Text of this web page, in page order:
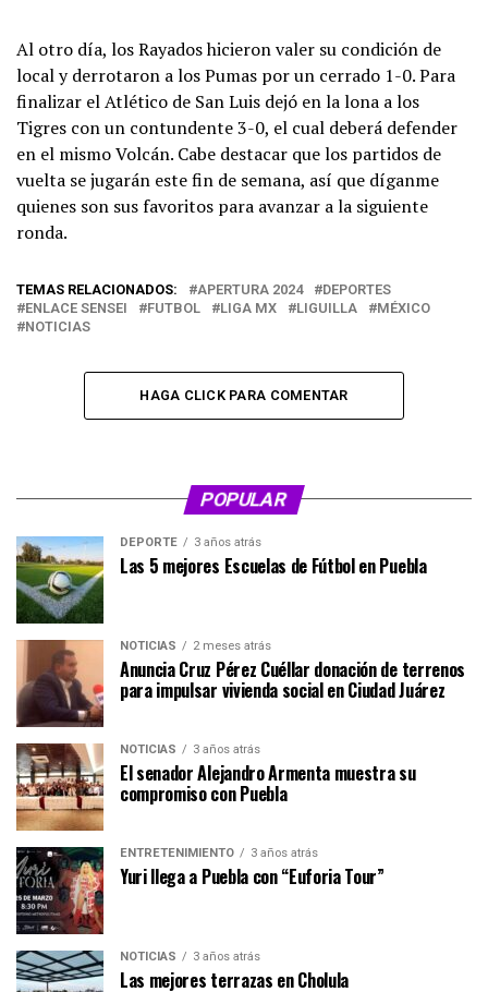
Al otro día, los Rayados hicieron valer su condición de
local y derrotaron a los Pumas por un cerrado 1-0. Para
finalizar el Atlético de San Luis dejó en la lona a los
Tigres con un contundente 3-0, el cual deberá defender
en el mismo Volcán. Cabe destacar que los partidos de
vuelta se jugarán este fin de semana, así que díganme
quienes son sus favoritos para avanzar a la siguiente
ronda.
TEMAS RELACIONADOS: APERTURA 2024
DEPORTES
ENLACE SENSEI
FUTBOL LIGA MX LIGUILLA
MÉXICO
NOTICIAS
HAGA CLICK PARA COMENTAR
POPULAR
DEPORTE 3 años atrás
Las 5 mejores Escuelas de Fútbol en Puebla
NOTICIAS 2 meses atrás
Anuncia Cruz Pérez Cuéllar donación de terrenos
para impulsar vivienda social en Ciudad Juárez
NOTICIAS 3 años atrás
El senador Alejandro Armenta muestra su
compromiso con Puebla
ENTRETENIMIENTO 3 años atrás
Yuri llega a Puebla con “Euforia Tour”
NOTICIAS 3 años atrás
Las mejores terrazas en Cholula